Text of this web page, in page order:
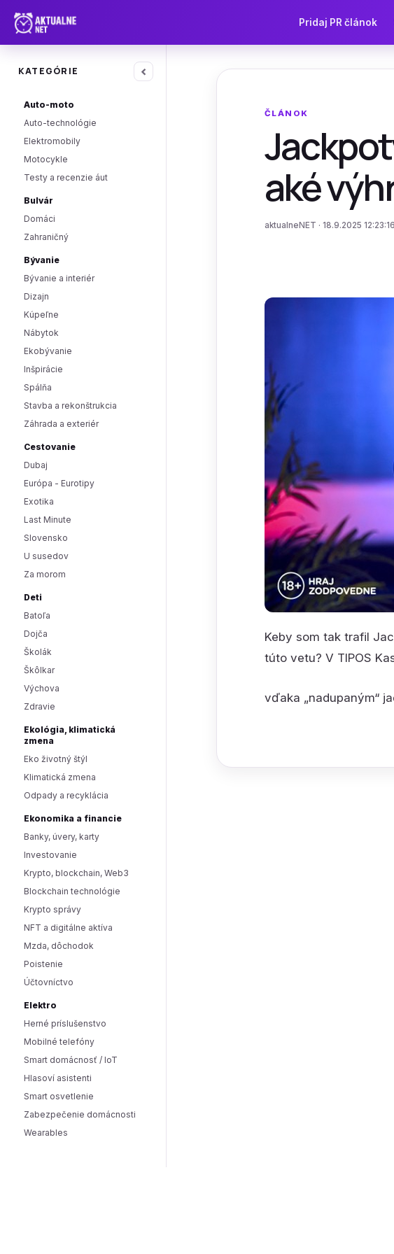
Pridaj PR článok
KATEGÓRIE ‹
Auto-moto
Auto-technológie
Elektromobily
Motocykle
Testy a recenzie áut
Bulvár
Domáci
Zahraničný
Bývanie
Bývanie a interiér
Dizajn
Kúpeľne
Nábytok
Ekobývanie
Inšpirácie
Spálňa
Stavba a rekonštrukcia
Záhrada a exteriér
Cestovanie
Dubaj
Európa - Eurotipy
Exotika
Last Minute
Slovensko
U susedov
Za morom
Deti
Batoľa
Dojča
Školák
Škôlkar
Výchova
Zdravie
Ekológia, klimatická
zmena
Eko životný štýl
Klimatická zmena
Odpady a recyklácia
Ekonomika a financie
Banky, úvery, karty
Investovanie
Krypto, blockchain, Web3
Blockchain technológie
Krypto správy
NFT a digitálne aktíva
Mzda, dôchodok
Poistenie
Účtovníctvo
Elektro
Herné príslušenstvo
Mobilné telefóny
Smart domácnosť / IoT
Hlasoví asistenti
Smart osvetlenie
Zabezpečenie domácnosti
Wearables
ČLÁNOK
aké
aktualneNET · 18.9.2025 12:23:16
Keby som tak trafil
túto vetu? V TIPOS
vďaka „nadupaným“